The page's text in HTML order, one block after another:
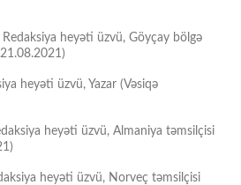
Redaksiya heyəti üzvü, Göyçay bölgə
heyəti üzvü, Yazar (Vəsiqə
heyəti üzvü, Almaniya təmsilçisi
heyəti üzvü, Norveç təmsilçisi